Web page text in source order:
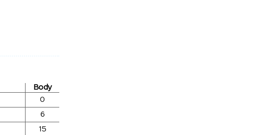
Body
0
6
15